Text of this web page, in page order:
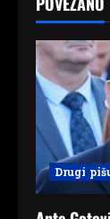
n
a
v
i
g
a
Drugi